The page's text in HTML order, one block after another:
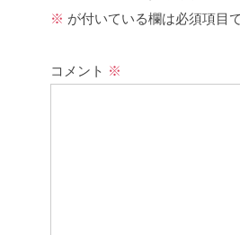
※ が付いている欄は必須項目
コメント ※